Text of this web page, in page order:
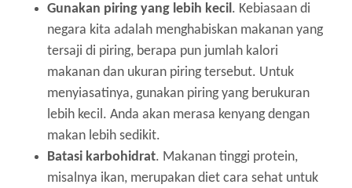
Gunakan piring yang lebih kecil . Kebiasaan di
negara kita adalah menghabiskan makanan yang
tersaji di piring, berapa pun jumlah kalori
makanan dan ukuran piring tersebut. Untuk
menyiasatinya, gunakan piring yang berukuran
lebih kecil. Anda akan merasa kenyang dengan
makan lebih sedikit.
Batasi karbohidrat. Makanan tinggi protein,
misalnya ikan, merupakan diet cara sehat untuk